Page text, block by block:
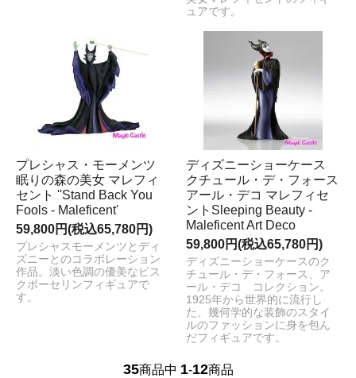
ュアです。
プレシャス・モーメンツ
眠りの森の美女 マレフィ
セント ''Stand Back You
Fools - Maleficent'
59,800円(税込65,780円)
プレシャスモーメンツとディ
ズニーとのコラボレーション
作品。淡い色調の優美なビス
クポーセリンフィギュアで
す。
ディズニーショーケース
クチュール・デ・フォース
アール・デコ マレフィセ
ントSleeping Beauty -
Maleficent Art Deco
59,800円(税込65,780円)
ディズニーショーケースのク
チュール・デ・フォース、ア
ール・デコ コレクション。
1925年から世界的に流行し
た、幾何学的な装飾のスタイ
ルのファッションに身を包ん
だフィギュアです。
35商品中 1-12商品